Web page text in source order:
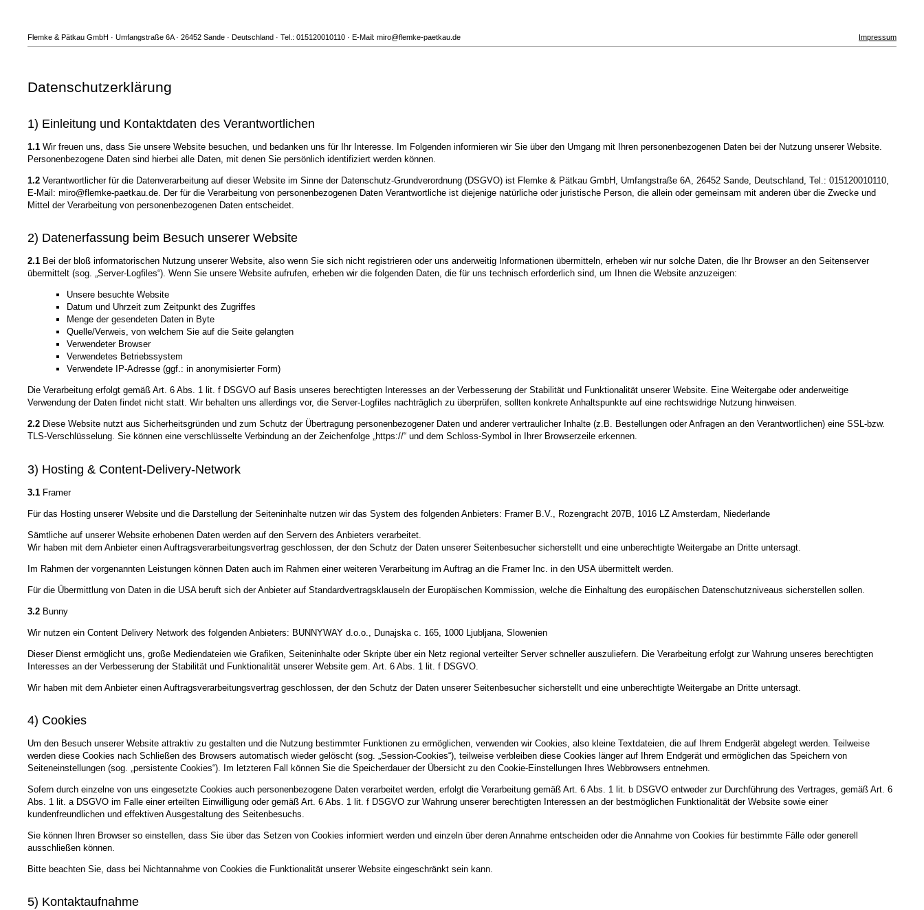
Flemke & Pätkau GmbH · Umfangstraße 6A · 26452 Sande · Deutschland · Tel.: 015120010110 · E-Mail: miro@flemke-paetkau.de Impressum
Datenschutzerklärung
1) Einleitung und Kontaktdaten des Verantwortlichen
1.1 Wir freuen uns, dass Sie unsere Website besuchen, und bedanken uns für Ihr Interesse. Im Folgenden informieren wir Sie über den Umgang mit Ihren personenbezogenen Daten bei der Nutzung unserer Website.
Personenbezogene Daten sind hierbei alle Daten, mit denen Sie persönlich identifiziert werden können.
1.2 Verantwortlicher für die Datenverarbeitung auf dieser Website im Sinne der Datenschutz-Grundverordnung (DSGVO) ist Flemke & Pätkau GmbH, Umfangstraße 6A, 26452 Sande, Deutschland, Tel.: 015120010110,
E-Mail: miro@flemke-paetkau.de. Der für die Verarbeitung von personenbezogenen Daten Verantwortliche ist diejenige natürliche oder juristische Person, die allein oder gemeinsam mit anderen über die Zwecke und
Mittel der Verarbeitung von personenbezogenen Daten entscheidet.
2) Datenerfassung beim Besuch unserer Website
2.1 Bei der bloß informatorischen Nutzung unserer Website, also wenn Sie sich nicht registrieren oder uns anderweitig Informationen übermitteln, erheben wir nur solche Daten, die Ihr Browser an den Seitenserver
übermittelt (sog. „Server-Logfiles“). Wenn Sie unsere Website aufrufen, erheben wir die folgenden Daten, die für uns technisch erforderlich sind, um Ihnen die Website anzuzeigen:
Unsere besuchte Website
Datum und Uhrzeit zum Zeitpunkt des Zugriffes
Menge der gesendeten Daten in Byte
Quelle/Verweis, von welchem Sie auf die Seite gelangten
Verwendeter Browser
Verwendetes Betriebssystem
Verwendete IP-Adresse (ggf.: in anonymisierter Form)
Die Verarbeitung erfolgt gemäß Art. 6 Abs. 1 lit. f DSGVO auf Basis unseres berechtigten Interesses an der Verbesserung der Stabilität und Funktionalität unserer Website. Eine Weitergabe oder anderweitige
Verwendung der Daten findet nicht statt. Wir behalten uns allerdings vor, die Server-Logfiles nachträglich zu überprüfen, sollten konkrete Anhaltspunkte auf eine rechtswidrige Nutzung hinweisen.
2.2 Diese Website nutzt aus Sicherheitsgründen und zum Schutz der Übertragung personenbezogener Daten und anderer vertraulicher Inhalte (z.B. Bestellungen oder Anfragen an den Verantwortlichen) eine SSL-bzw.
TLS-Verschlüsselung. Sie können eine verschlüsselte Verbindung an der Zeichenfolge „https://“ und dem Schloss-Symbol in Ihrer Browserzeile erkennen.
3) Hosting & Content-Delivery-Network
3.1 Framer
Für das Hosting unserer Website und die Darstellung der Seiteninhalte nutzen wir das System des folgenden Anbieters: Framer B.V., Rozengracht 207B, 1016 LZ Amsterdam, Niederlande
Sämtliche auf unserer Website erhobenen Daten werden auf den Servern des Anbieters verarbeitet.
Wir haben mit dem Anbieter einen Auftragsverarbeitungsvertrag geschlossen, der den Schutz der Daten unserer Seitenbesucher sicherstellt und eine unberechtigte Weitergabe an Dritte untersagt.
Im Rahmen der vorgenannten Leistungen können Daten auch im Rahmen einer weiteren Verarbeitung im Auftrag an die Framer Inc. in den USA übermittelt werden.
Für die Übermittlung von Daten in die USA beruft sich der Anbieter auf Standardvertragsklauseln der Europäischen Kommission, welche die Einhaltung des europäischen Datenschutzniveaus sicherstellen sollen.
3.2 Bunny
Wir nutzen ein Content Delivery Network des folgenden Anbieters: BUNNYWAY d.o.o., Dunajska c. 165, 1000 Ljubljana, Slowenien
Dieser Dienst ermöglicht uns, große Mediendateien wie Grafiken, Seiteninhalte oder Skripte über ein Netz regional verteilter Server schneller auszuliefern. Die Verarbeitung erfolgt zur Wahrung unseres berechtigten
Interesses an der Verbesserung der Stabilität und Funktionalität unserer Website gem. Art. 6 Abs. 1 lit. f DSGVO.
Wir haben mit dem Anbieter einen Auftragsverarbeitungsvertrag geschlossen, der den Schutz der Daten unserer Seitenbesucher sicherstellt und eine unberechtigte Weitergabe an Dritte untersagt.
4) Cookies
Um den Besuch unserer Website attraktiv zu gestalten und die Nutzung bestimmter Funktionen zu ermöglichen, verwenden wir Cookies, also kleine Textdateien, die auf Ihrem Endgerät abgelegt werden. Teilweise
werden diese Cookies nach Schließen des Browsers automatisch wieder gelöscht (sog. „Session-Cookies“), teilweise verbleiben diese Cookies länger auf Ihrem Endgerät und ermöglichen das Speichern von
Seiteneinstellungen (sog. „persistente Cookies“). Im letzteren Fall können Sie die Speicherdauer der Übersicht zu den Cookie-Einstellungen Ihres Webbrowsers entnehmen.
Sofern durch einzelne von uns eingesetzte Cookies auch personenbezogene Daten verarbeitet werden, erfolgt die Verarbeitung gemäß Art. 6 Abs. 1 lit. b DSGVO entweder zur Durchführung des Vertrages, gemäß Art. 6
Abs. 1 lit. a DSGVO im Falle einer erteilten Einwilligung oder gemäß Art. 6 Abs. 1 lit. f DSGVO zur Wahrung unserer berechtigten Interessen an der bestmöglichen Funktionalität der Website sowie einer
kundenfreundlichen und effektiven Ausgestaltung des Seitenbesuchs.
Sie können Ihren Browser so einstellen, dass Sie über das Setzen von Cookies informiert werden und einzeln über deren Annahme entscheiden oder die Annahme von Cookies für bestimmte Fälle oder generell
ausschließen können.
Bitte beachten Sie, dass bei Nichtannahme von Cookies die Funktionalität unserer Website eingeschränkt sein kann.
5) Kontaktaufnahme